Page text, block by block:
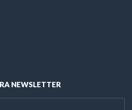
NEWSLETTER